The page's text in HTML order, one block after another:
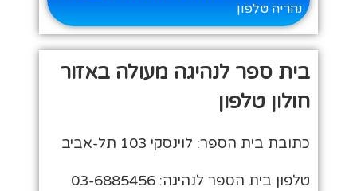
נהריה טלפון
בית ספר לנהיגה מעולה באזור
חולון טלפון
כתובת בית הספר: לוינסקי 103 תל-אביב
טלפון בית הספר לנהיגה: 03-6885456